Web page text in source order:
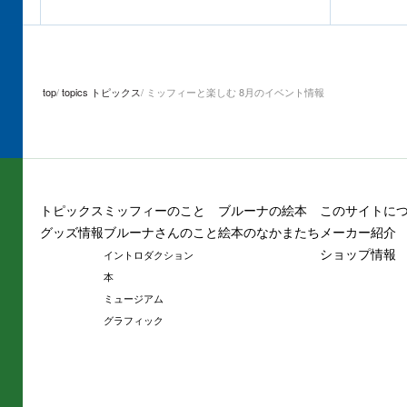
top topics トピックス ミッフィーと楽しむ 8月のイベント情報
トピックス
グッズ情報
ミッフィーのこと
ブルーナさんのこと
イントロダクション
本
ミュージアム
グラフィック
ブルーナの絵本
絵本のなかまたち
このサイトに
メーカー紹介
ショップ情報